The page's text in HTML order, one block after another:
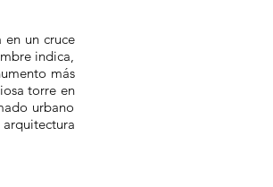
un cruce
indica,
más
torre en
urbano